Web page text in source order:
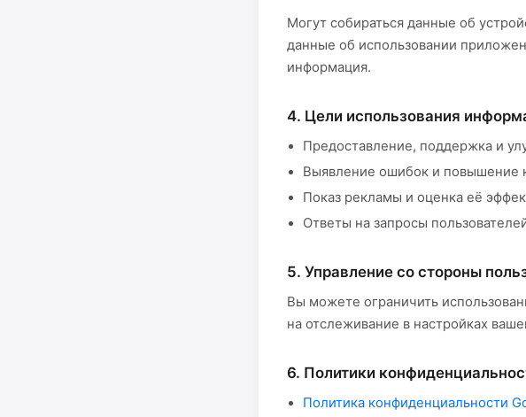
Могут собираться данные об
данные об использовании
информация.
4. Цели использования
Предоставление, поддержка и
Выявление ошибок и повышение
Показ рекламы и оценка её
Ответы на запросы
5. Управление со стороны
Вы можете ограничить
на отслеживание в настройках
6. Политики
Политика конфиденциальности